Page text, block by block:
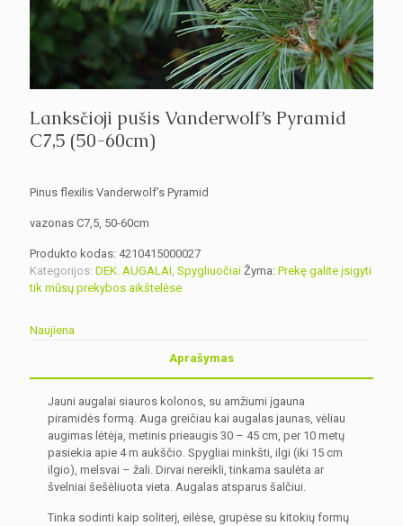
Lanksčioji pušis Vanderwolf’s Pyramid
C7,5 (50-60cm)
Pinus flexilis Vanderwolf’s Pyramid
vazonas C7,5, 50-60cm
Produkto kodas: 4210415000027
Kategorijos: DEK. AUGALAI Spygliuočiai Žyma: Prekę galite įsigyti
tik mūsų prekybos aikštelėse
Naujiena
Aprašymas
Jauni augalai siauros kolonos, su amžiumi įgauna
piramidės formą. Auga greičiau kai augalas jaunas, vėliau
augimas lėtėja, metinis prieaugis 30 – 45 cm, per 10 metų
pasiekia apie 4 m aukščio. Spygliai minkšti, ilgi (iki 15 cm
ilgio), melsvai – žali. Dirvai nereikli, tinkama saulėta ar
švelniai šešėliuota vieta. Augalas atsparus šalčiui.
Tinka sodinti kaip soliterį, eilėse, grupėse su kitokių formų